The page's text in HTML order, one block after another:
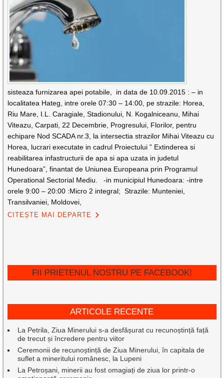
sisteaza furnizarea apei potabile, in data de 10.09.2015 : – in
localitatea Hateg, intre orele 07:30 – 14:00, pe strazile: Horea,
Riu Mare, I.L. Caragiale, Stadionului, N. Kogalniceanu, Mihai
Viteazu, Carpati, 22 Decembrie, Progresului, Florilor, pentru
echipare Nod SCADA nr.3, la intersectia strazilor Mihai Viteazu cu
Horea, lucrari executate in cadrul Proiectului ” Extinderea si
reabilitarea infastructurii de apa si apa uzata in judetul
Hunedoara”, finantat de Uniunea Europeana prin Programul
Operational Sectorial Mediu. -in municipiul Hunedoara: -intre
orele 9:00 – 20:00 :Micro 2 integral; Strazile: Munteniei,
Transilvaniei, Moldovei,
CITEȘTE MAI DEPARTE
FII PRIETENUL NOSTRU PE FACEBOOK!
ARTICOLE RECENTE
La Petrila, Ziua Minerului s-a desfășurat cu recunoștință față
de trecut și încredere pentru viitor
Ceremonii de recunoștință de Ziua Minerului, în capitala de
suflet a mineritului românesc, la Lupeni
La Petroșani, minerii au fost omagiați de ziua lor printr-o